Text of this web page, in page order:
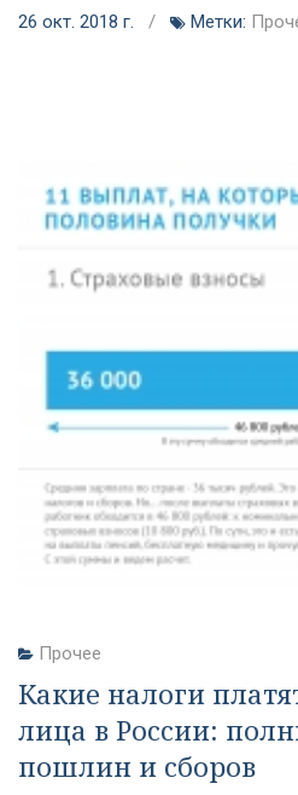
26 окт. 2018 г. / Метки:
Прочее
Какие налоги
лица в России:
пошлин и сборов